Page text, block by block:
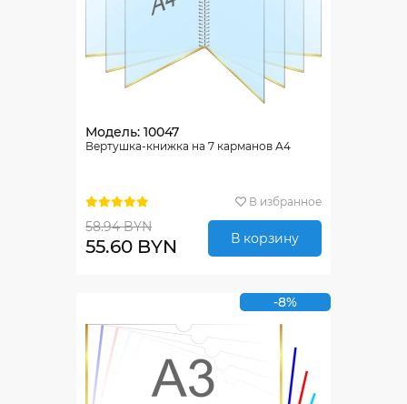
Модель: 10047
Вертушка-книжка на 7 карманов А4
В избранное
58.94 BYN
55.60 BYN В корзину
-8%